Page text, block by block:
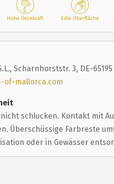
Scharnhorststr. 3, DE-65195
of-mallorca.com
schlucken. Kontakt mit
Überschüssige Farbreste
oder in Gewässer